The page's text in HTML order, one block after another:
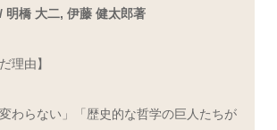
明橋 大二, 伊藤 健太郎著
理由】
変わらない」「歴史的な哲学の巨人たちが